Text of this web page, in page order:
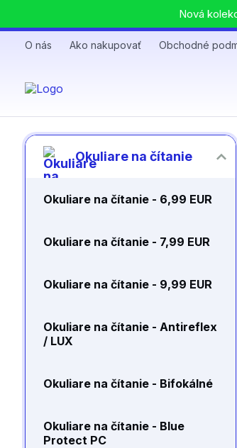
Nová
O nás Ako nakupovať Obchodné
Okuliare na čítanie
Okuliare na čítanie - 6,99 EUR
Okuliare na čítanie - 7,99 EUR
Okuliare na čítanie - 9,99 EUR
Okuliare na čítanie - Antireflex
/ LUX
Okuliare na čítanie - Bifokálné
Okuliare na čítanie - Blue
Protect PC